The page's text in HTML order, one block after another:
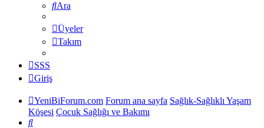
Ara
Üyeler
Takım
SSS
Giriş
YeniBiForum.com Forum ana sayfa Sağlık-Sağlıklı Yaşam
Köşesi Çocuk Sağlığı ve Bakımı
Ara